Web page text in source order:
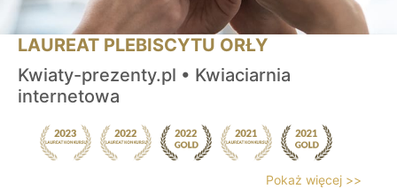
LAUREAT PLEBISCYTU ORŁY
Kwiaty-prezenty.pl • Kwiaciarnia
internetowa
Pokaż więcej >>